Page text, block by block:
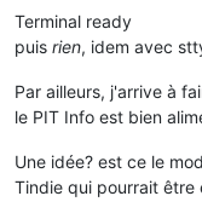
Terminal ready
puis rien, idem avec
Par ailleurs, j'arrive à
le PIT Info est bien
Une idée? est ce le
Tindie qui pourrait être